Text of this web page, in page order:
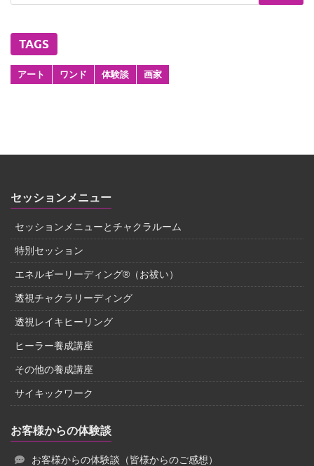
TAGS
アート ワンド 体験談 画家
セッションメニュー
セッションメニューとチャクラルーム
特別セッション
エネルギーリーディング®（お祓い）
透視チャクラリーディング
透視レイキヒーリング
ヒーラー養成講座
その他の養成講座
サイキックワーク
お客様からの体験談
お客様からの体験談（皆様からのご感想）